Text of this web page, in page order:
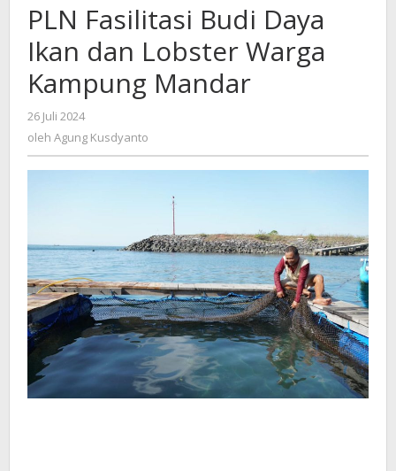
Daya
Ikan
dan
Lobster
Warga
PLN Fasilitasi Budi Daya
Ikan dan Lobster Warga
Kampung Mandar
26 Juli 2024
Agung
Kusdyanto
oleh Agung Kusdyanto